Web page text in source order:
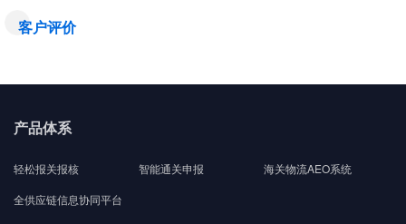
客户评价
产品体系
轻松报关报核 智能通关申报
海关物流AEO系统
全供应链信息协同平台